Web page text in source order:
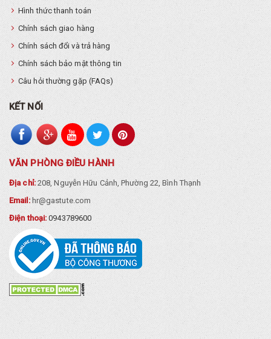
Hình thức thanh toán
Chính sách giao hàng
Chính sách đổi và trả hàng
Chính sách bảo mật thông tin
Câu hỏi thường gặp (FAQs)
KẾT NỐI
VĂN PHÒNG ĐIỀU HÀNH
Địa chỉ:208, Nguyễn Hữu Cảnh, Phường 22, Bình Thạnh
Email: hr@gastute.com
Điện thoại:0943789600